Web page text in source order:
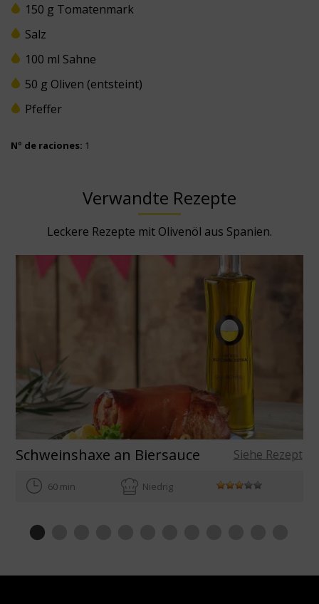
150 g Tomatenmark
Salz
100 ml Sahne
50 g Oliven (entsteint)
Pfeffer
Nº de raciones: 1
Verwandte Rezepte
Leckere Rezepte mit Olivenöl aus Spanien.
Schweinshaxe an Biersauce Siehe Rezept
60 min Niedrig